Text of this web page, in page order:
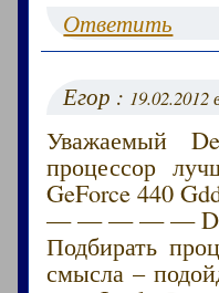
Ответить
Егор : 19.02.2012
Уважаемый
процессор
GeForce 440
— — — — —
Подбирать
смысла –